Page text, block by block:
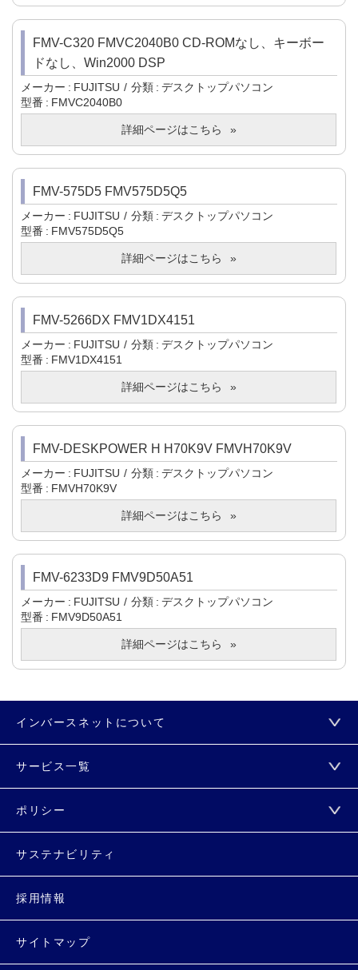
FMV-C320 FMVC2040B0 CD-ROMなし、キーボー
ドなし、Win2000 DSP
メーカー FUJITSU 分類
デスクトップパソコン
型番
FMVC2040B0
詳細ページはこちら
FMV-575D5 FMV575D5Q5
メーカー FUJITSU 分類
デスクトップパソコン
型番
FMV575D5Q5
詳細ページはこちら
FMV-5266DX FMV1DX4151
メーカー FUJITSU 分類
デスクトップパソコン
型番
FMV1DX4151
詳細ページはこちら
FMV-DESKPOWER H H70K9V FMVH70K9V
メーカー FUJITSU 分類
デスクトップパソコン
型番
FMVH70K9V
詳細ページはこちら
FMV-6233D9 FMV9D50A51
メーカー FUJITSU 分類
デスクトップパソコン
型番
FMV9D50A51
詳細ページはこちら
インバースネットについて
サービス一覧
ポリシー
サステナビリティ
採用情報
サイトマップ